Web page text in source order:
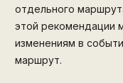
отдельного
этой рекомендации
изменениям в
маршрут.